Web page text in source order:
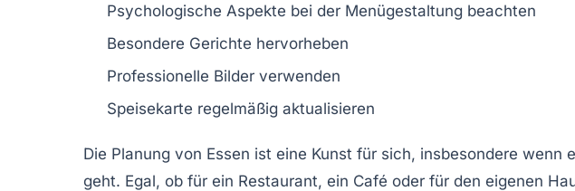
Psychologische Aspekte bei der Menügestaltung beachten
Besondere Gerichte hervorheben
Professionelle Bilder verwenden
Speisekarte regelmäßig aktualisieren
Die Planung von Essen ist eine Kunst für sich, insbesondere wenn
geht. Egal, ob für ein Restaurant, ein Café oder für den eigenen